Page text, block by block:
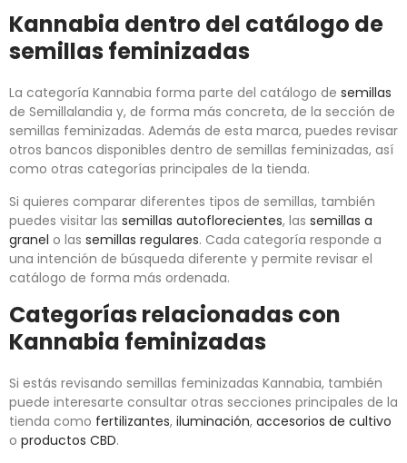
Kannabia dentro del catálogo de
semillas feminizadas
La categoría Kannabia forma parte del catálogo de semillas
de Semillalandia y, de forma más concreta, de la sección de
semillas feminizadas. Además de esta marca, puedes revisar
otros bancos disponibles dentro de semillas feminizadas, así
como otras categorías principales de la tienda.
Si quieres comparar diferentes tipos de semillas, también
puedes visitar las semillas autoflorecientes, las semillas a
granel o las semillas regulares. Cada categoría responde a
una intención de búsqueda diferente y permite revisar el
catálogo de forma más ordenada.
Categorías relacionadas con
Kannabia feminizadas
Si estás revisando semillas feminizadas Kannabia, también
puede interesarte consultar otras secciones principales de la
tienda como fertilizantes, iluminación, accesorios de cultivo
o productos CBD.